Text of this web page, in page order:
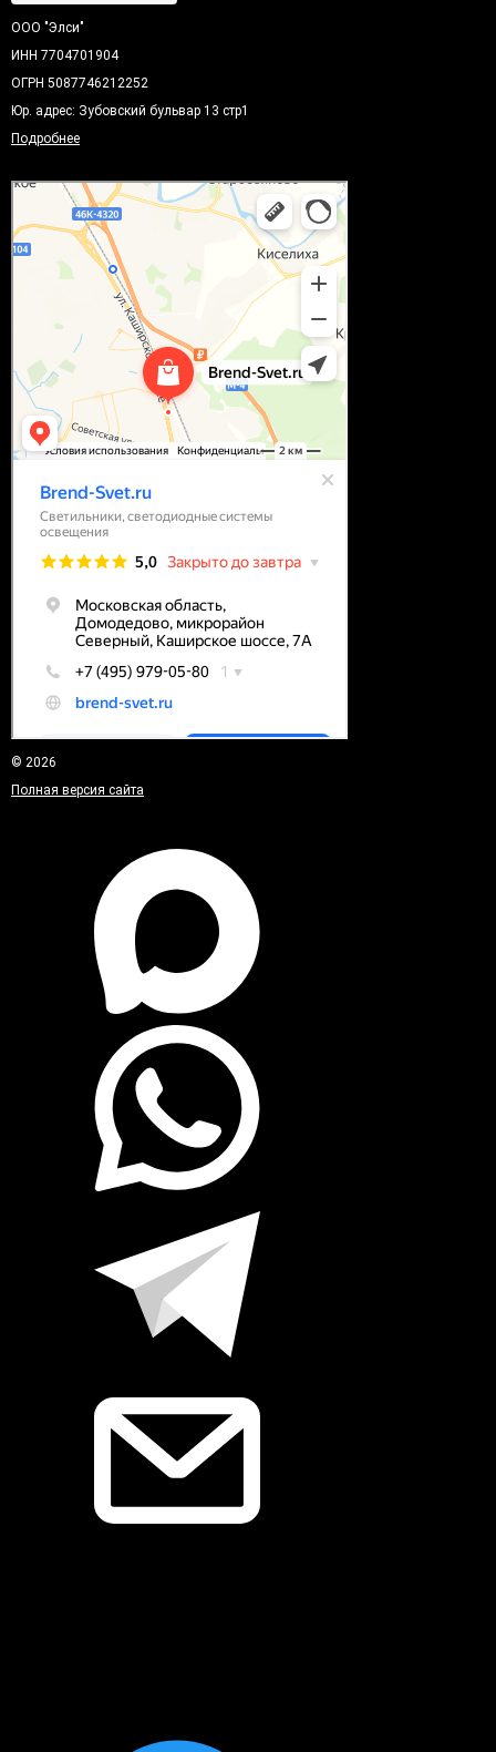
ООО "Элси"
ИНН 7704701904
ОГРН 5087746212252
Юр. адрес: Зубовский бульвар 13 стр1
Подробнее
© 2026
Полная версия сайта